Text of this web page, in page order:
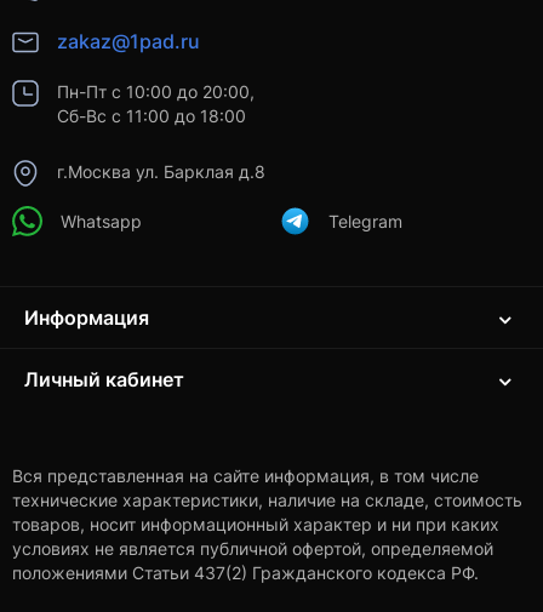
zakaz@1pad.ru
Пн-Пт с 10:00 до 20:00,
Сб-Вс с 11:00 до 18:00
г.Москва ул. Барклая д.8
Whatsapp Telegram
Информация
Личный кабинет
Вся представленная на сайте информация, в том числе
технические характеристики, наличие на складе, стоимость
товаров, носит информационный характер и ни при каких
условиях не является публичной офертой, определяемой
положениями Статьи 437(2) Гражданского кодекса РФ.